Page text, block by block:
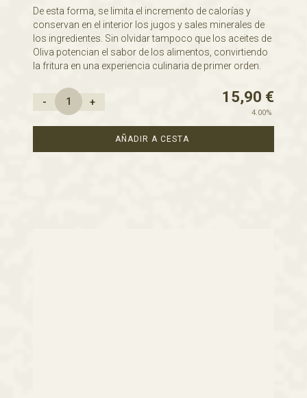
De esta forma, se limita el incremento de calorías y
conservan en el interior los jugos y sales minerales de
los ingredientes. Sin olvidar tampoco que los aceites de
Oliva potencian el sabor de los alimentos, convirtiendo
la fritura en una experiencia culinaria de primer orden.
15,90 €
4.00%
- +
AÑADIR A CESTA